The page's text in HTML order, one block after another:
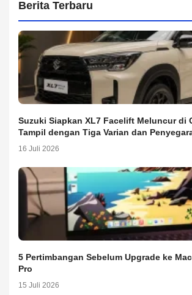
Berita Terbaru
Suzuki Siapkan XL7 Facelift Meluncur di
Tampil dengan Tiga Varian dan
16 Juli 2026
5 Pertimbangan Sebelum Upgrade ke
Pro
15 Juli 2026